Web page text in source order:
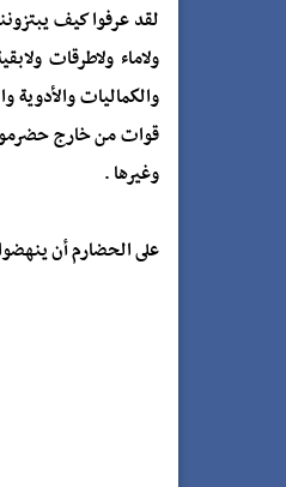
لقد عرفوا كيف
ولاماء ولاطرقات
والكماليات
قوات من خارج
وغيرها .
على الحضارم أن